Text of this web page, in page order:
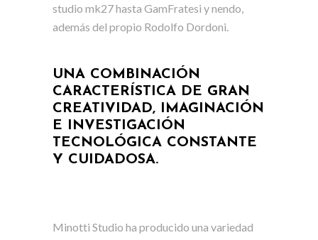
studio mk27 hasta GamFratesi y nendo,
además del propio Rodolfo Dordoni.
UNA COMBINACIÓN
CARACTERÍSTICA DE GRAN
CREATIVIDAD, IMAGINACIÓN
E INVESTIGACIÓN
TECNOLÓGICA CONSTANTE
Y CUIDADOSA.
Minotti Studio ha producido una variedad